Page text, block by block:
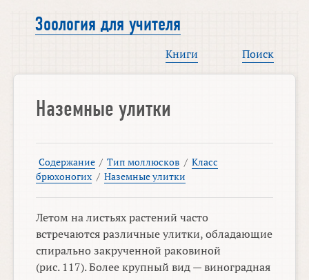
Зоология для учителя
Книги Поиск
Наземные улитки
Содержание / Тип моллюсков / Класс
брюхоногих / Наземные улитки
Летом на листьях растений часто
встречаются различные улитки, обладающие
спирально закрученной раковиной
(рис. 117). Более крупный вид — виноградная